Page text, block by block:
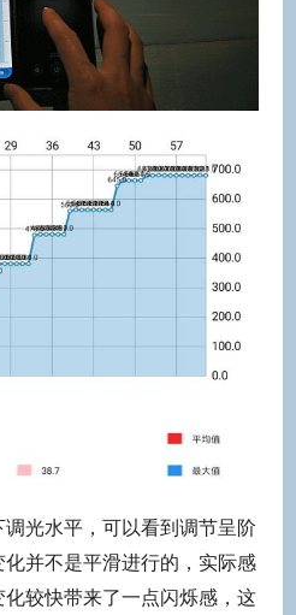
光水平，可以看到调节呈阶
并不是平滑进行的，实际感
较快带来了一点闪烁感，这